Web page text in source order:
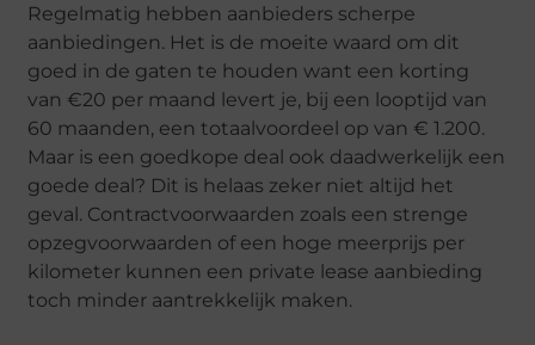
Regelmatig hebben aanbieders scherpe
aanbiedingen. Het is de moeite waard om dit
goed in de gaten te houden want een korting
van €20 per maand levert je, bij een looptijd van
60 maanden, een totaalvoordeel op van € 1.200.
Maar is een goedkope deal ook daadwerkelijk een
goede deal? Dit is helaas zeker niet altijd het
geval. Contractvoorwaarden zoals een strenge
opzegvoorwaarden of een hoge meerprijs per
kilometer kunnen een private lease aanbieding
toch minder aantrekkelijk maken.